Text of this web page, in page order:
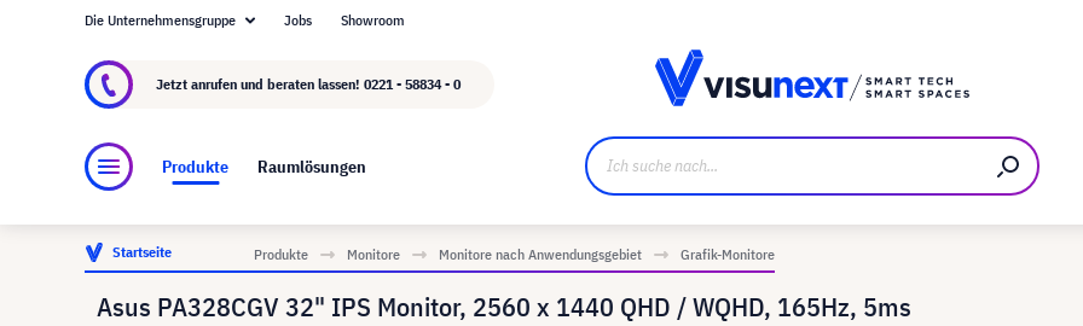
Über visunext.de
Die Unternehmensgruppe Jobs Showroom
Jetzt anrufen und beraten lassen! 0221 - 58834 - 0
Produkte Raumlösungen
Startseite Produkte Monitore Monitore nach Anwendungsgebiet Grafik-Monitore
Asus PA328CGV 32" IPS Monitor, 2560 x 1440 QHD / WQHD, 165Hz, 5ms